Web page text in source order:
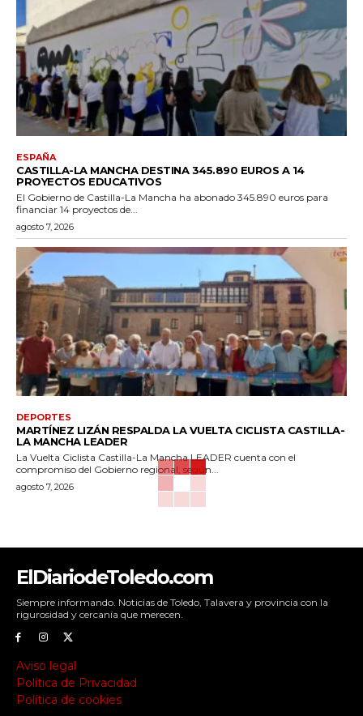
ESPAÑA
CASTILLA-LA MANCHA DESTINA 345.890 EUROS A 14
PROYECTOS EDUCATIVOS
El Gobierno de Castilla-La Mancha ha abonado 345.890 euros para
financiar 14 proyectos de...
agosto 7, 2026
DEPORTES
MARTÍNEZ LIZÁN RESPALDA LA VUELTA CICLISTA CASTILLA-
LA MANCHA LEADER
La Vuelta Ciclista Castilla-La Mancha LEADER cuenta con el
compromiso del Gobierno regional, según...
agosto 7, 2026
ElDiariodeToledo.com
Siempre informando. Noticias de Toledo, Talavera y provincia con la
rigurosidad y cercanía que merecen.
Aviso legal
Política de Privacidad
Política de cookies